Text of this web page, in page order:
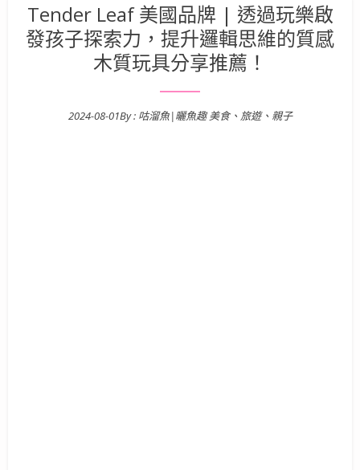
Tender Leaf 美國品牌 | 透過玩樂啟
發孩子探索力，提升邏輯思維的質感
木質玩具分享推薦！
Posted on
2024-08-01By : 咕溜魚|曬魚趣 美食、旅遊、親子